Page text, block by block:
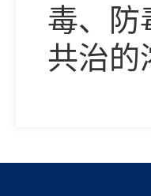
毒、防
共治的